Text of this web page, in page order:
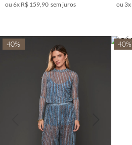
6x R$ 159,90 sem juros 3x
40% 40%